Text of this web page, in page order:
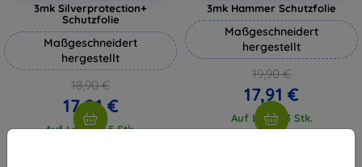
3mk Silverprotection+
Schutzfolie
Maßgeschneidert
hergestellt
18,90 €
17,01 €
Auf Lager > 5 Stk.
3mk Hammer Schutzfolie
Maßgeschneidert
hergestellt
19,90 €
17,91 €
Auf Lager 3 Stk.